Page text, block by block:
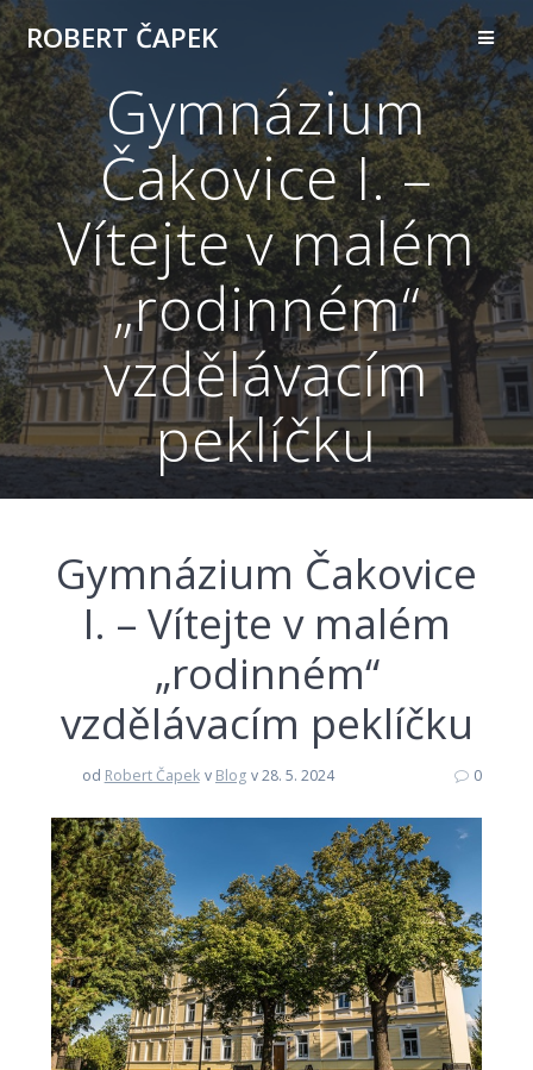
ROBERT ČAPEK
Gymnázium
Čakovice I. –
Vítejte v malém
„rodinném“
vzdělávacím
peklíčku
Gymnázium Čakovice
I. – Vítejte v malém
„rodinném“
vzdělávacím peklíčku
od Robert Čapek v Blog v 28. 5. 2024 0